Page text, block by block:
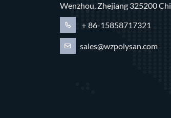
Wenzhou, Zhejiang 325200
＋86-15858717321
sales@wzpolysan.com